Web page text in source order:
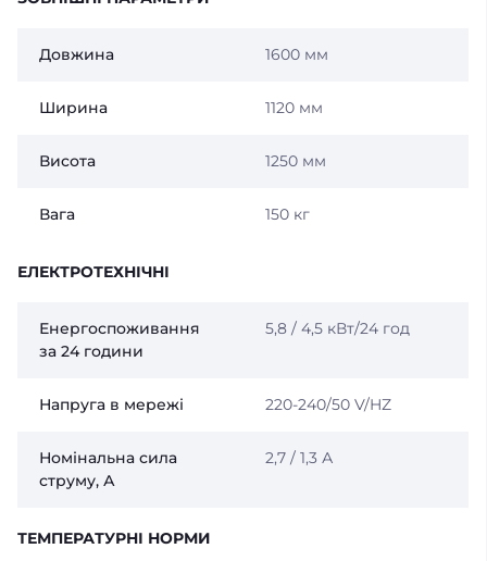
Довжина 1600 мм
Ширина 1120 мм
Висота 1250 мм
Вага 150 кг
ЕЛЕКТРОТЕХНІЧНІ
Енергоспоживання
за 24 години
5,8 / 4,5 кВт/24 год
Напруга в мережі 220-240/50 V/HZ
Номінальна сила
струму, А
2,7 / 1,3 А
ТЕМПЕРАТУРНІ НОРМИ